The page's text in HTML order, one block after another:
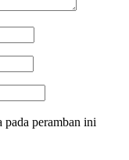
pada peramban ini